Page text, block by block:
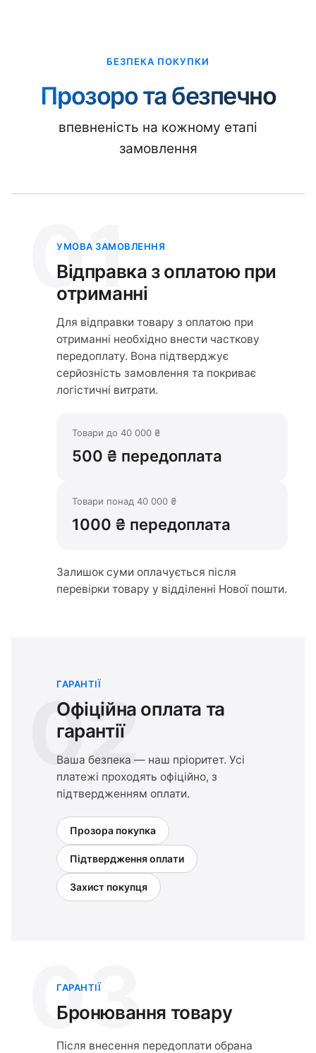
БЕЗПЕКА ПОКУПКИ
Прозоро та безпечно
впевненість на кожному етапі
замовлення
01
УМОВА ЗАМОВЛЕННЯ
Відправка з оплатою при
отриманні
Для відправки товару з оплатою при
отриманні необхідно внести часткову
передоплату. Вона підтверджує
серйозність замовлення та покриває
логістичні витрати.
Товари до 40 000 ₴
500 ₴ передоплата
Товари понад 40 000 ₴
1000 ₴ передоплата
Залишок суми оплачується після
перевірки товару у відділенні Нової пошти.
02
ГАРАНТІЇ
Офіційна оплата та
гарантії
Ваша безпека — наш пріоритет. Усі
платежі проходять офіційно, з
підтвердженням оплати.
Прозора покупка
Підтвердження оплати
Захист покупця
03
ГАРАНТІЇ
Бронювання товару
Після внесення передоплати обрана